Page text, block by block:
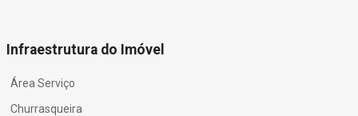
Infraestrutura do Imóvel
Área Serviço
Churrasqueira